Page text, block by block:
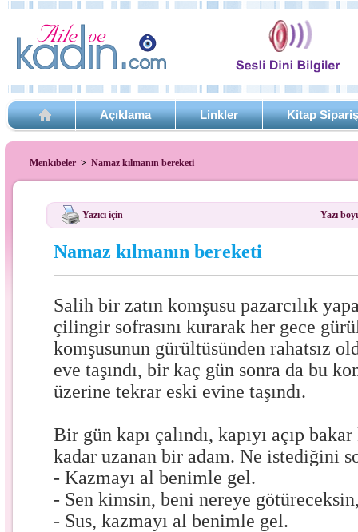
Açıklama Linkler Kitap
Menkıbeler > Namaz kılmanın bereketi
Yazıcı için Yazı
Namaz kılmanın bereketi
Salih bir zatın komşusu pazarcılık
çilingir sofrasını kurarak her gece
komşusunun gürültüsünden rahatsız
eve taşındı, bir kaç gün sonra da bu
üzerine tekrar eski evine taşındı.
Bir gün kapı çalındı, kapıyı açıp
kadar uzanan bir adam. Ne istediğini
- Kazmayı al benimle gel.
- Sen kimsin, beni nereye
- Sus, kazmayı al benimle gel.